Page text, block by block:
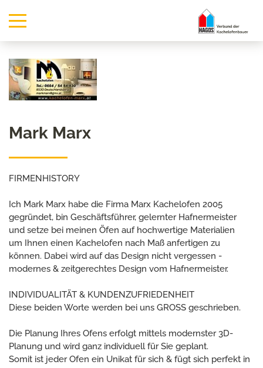
Mark Marx
FIRMENHISTORY
Ich Mark Marx habe die Firma Marx Kachelofen 2005
gegründet, bin Geschäftsführer, gelernter Hafnermeister
und setze bei meinen Öfen auf hochwertige Materialien
um Ihnen einen Kachelofen nach Maß anfertigen zu
können. Dabei wird auf das Design nicht vergessen -
modernes & zeitgerechtes Design vom Hafnermeister.
INDIVIDUALITÄT & KUNDENZUFRIEDENHEIT
Diese beiden Worte werden bei uns GROSS geschrieben.
Die Planung Ihres Ofens erfolgt mittels modernster 3D-
Planung und wird ganz individuell für Sie geplant.
Somit ist jeder Ofen ein Unikat für sich & fügt sich perfekt in